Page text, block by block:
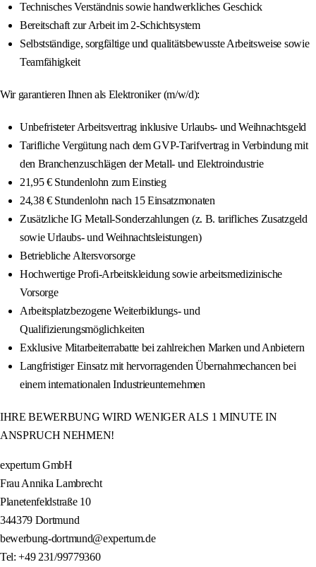
Technisches Verständnis sowie handwerkliches Geschick
Bereitschaft zur Arbeit im 2-Schichtsystem
Selbstständige, sorgfältige und qualitätsbewusste Arbeitsweise sowie
Teamfähigkeit
Wir garantieren Ihnen als Elektroniker (m/w/d):
Unbefristeter Arbeitsvertrag inklusive Urlaubs- und Weihnachtsgeld
Tarifliche Vergütung nach dem GVP-Tarifvertrag in Verbindung mit
den Branchenzuschlägen der Metall- und Elektroindustrie
21,95 € Stundenlohn zum Einstieg
24,38 € Stundenlohn nach 15 Einsatzmonaten
Zusätzliche IG Metall-Sonderzahlungen (z. B. tarifliches Zusatzgeld
sowie Urlaubs- und Weihnachtsleistungen)
Betriebliche Altersvorsorge
Hochwertige Profi-Arbeitskleidung sowie arbeitsmedizinische
Vorsorge
Arbeitsplatzbezogene Weiterbildungs- und
Qualifizierungsmöglichkeiten
Exklusive Mitarbeiterrabatte bei zahlreichen Marken und Anbietern
Langfristiger Einsatz mit hervorragenden Übernahmechancen bei
einem internationalen Industrieunternehmen
IHRE BEWERBUNG WIRD WENIGER ALS 1 MINUTE IN
ANSPRUCH NEHMEN!
expertum GmbH
Frau Annika Lambrecht
Planetenfeldstraße 10
344379 Dortmund
bewerbung-dortmund@expertum.de
Tel: +49 231/99779360